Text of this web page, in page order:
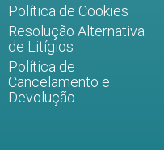
Política de Cookies
Resolução Alternativa
de Litígios
Política de
Cancelamento e
Devolução